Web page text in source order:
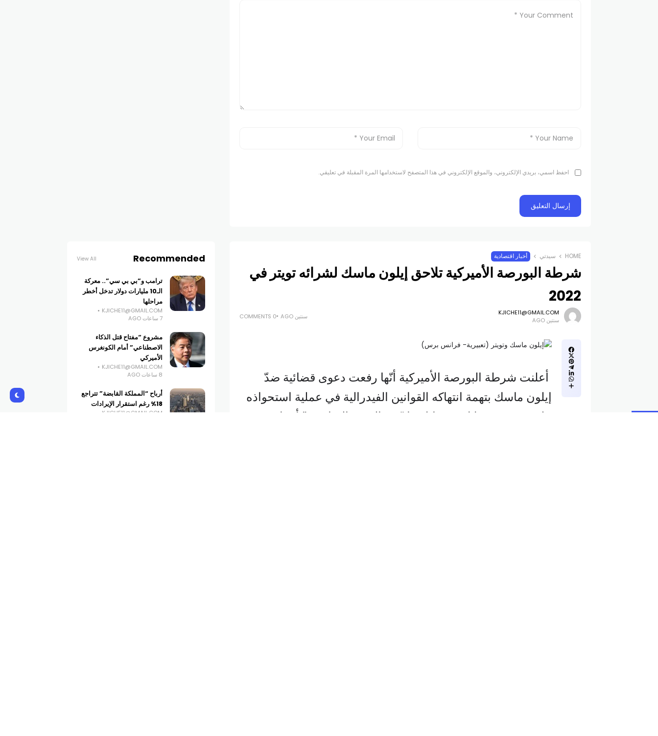
احفظ اسمي، بريدي الإلكتروني، والموقع الإلكتروني في هذا المتصفح لاستخدامها المرة المقبلة في تعليقي.
HOME سيدتي أخبار اقتصادية
شرطة البورصة الأميركية تلاحق إيلون ماسك لشرائه تويتر في
2022
KJICHE11@GMAIL.COM
سنتين AGO
سنتين AGO 0 COMMENTS
أعلنت شرطة البورصة الأميركية أنّها رفعت دعوى قضائية ضدّ
إيلون ماسك بتهمة انتهاكه القوانين الفيدرالية في عملية استحواذه
على تويتر من خلال عدم إبلاغها “في الوقت المناسب” أنه اشترى
Recommended
View All
ترامب و”بي بي سي”.. معركة
الـ10 مليارات دولار تدخل أخطر
مراحلها
KJICHE11@GMAIL.COM
7 ساعات AGO
مشروع “مفتاح قتل الذكاء
الاصطناعي” أمام الكونغرس
الأميركي
KJICHE11@GMAIL.COM
8 ساعات AGO
أرباح “المملكة القابضة” تتراجع
18% رغم استقرار الإيرادات
KJICHE11@GMAIL.COM